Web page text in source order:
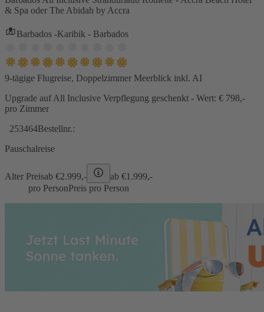
& Spa oder The Abidah by Accra
Barbados -Karibik - Barbados
9-tägige Flugreise, Doppelzimmer Meerblick inkl. AI
Upgrade auf All Inclusive Verpflegung geschenkt - Wert: € 798,-
pro Zimmer
253464Bestellnr.:
Pauschalreise
Alter Preisab €2.999,- ab €1.999,-
pro PersonPreis pro Person